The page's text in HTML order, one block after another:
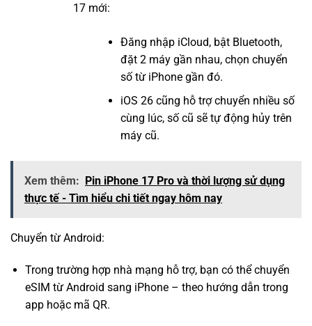
17 mới:
Đăng nhập iCloud, bật Bluetooth,
đặt 2 máy gần nhau, chọn chuyển
số từ iPhone gần đó.
iOS 26 cũng hỗ trợ chuyển nhiều số
cùng lúc, số cũ sẽ tự động hủy trên
máy cũ.
Xem thêm: Pin iPhone 17 Pro và thời lượng sử dụng
thực tế - Tìm hiểu chi tiết ngay hôm nay
Chuyển từ Android:
Trong trường hợp nhà mạng hỗ trợ, bạn có thể chuyển
eSIM từ Android sang iPhone – theo hướng dẫn trong
app hoặc mã QR.